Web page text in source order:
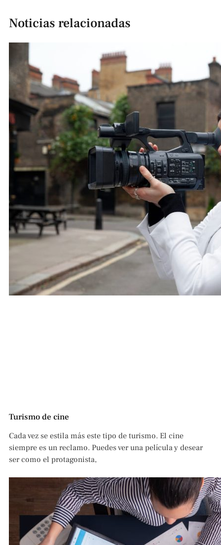
Noticias relacionadas
Turismo de cine
Cada vez se estila más este tipo de turismo. El cine
siempre es un reclamo. Puedes ver una película y desear
ser como el protagonista,